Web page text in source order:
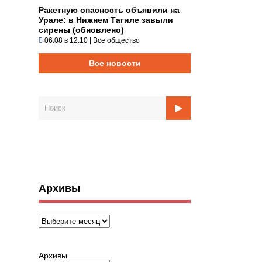
Ракетную опасность объявили на
Урале: в Нижнем Тагиле завыли
сирены (обновлено)
06.08 в 12:10 | Все общество
Все новости
Архивы
Архивы
Архивы